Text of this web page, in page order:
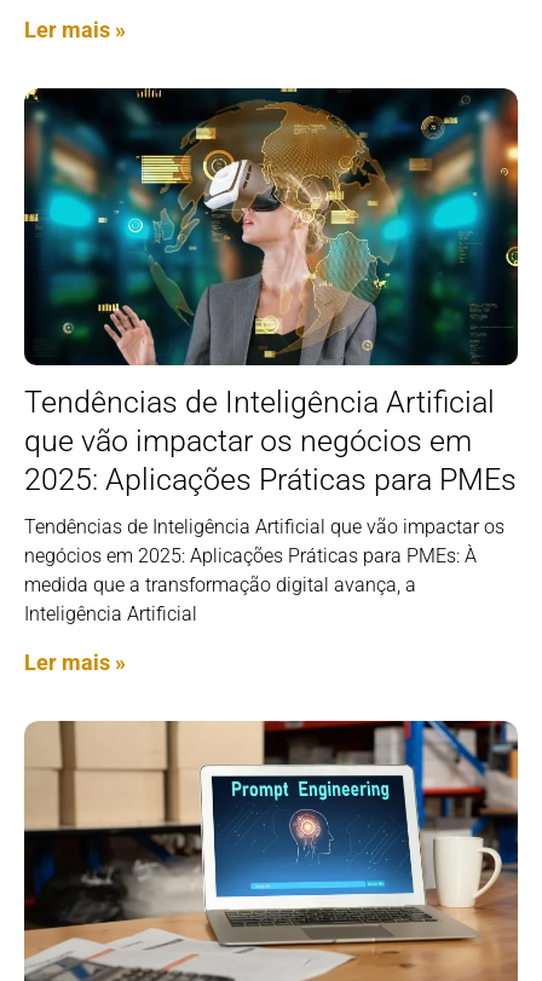
Ler mais »
Tendências de Inteligência Artificial
que vão impactar os negócios em
2025: Aplicações Práticas para PMEs
Tendências de Inteligência Artificial que vão impactar os
negócios em 2025: Aplicações Práticas para PMEs: À
medida que a transformação digital avança, a
Inteligência Artificial
Ler mais »